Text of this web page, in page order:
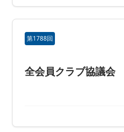
第1788回
全会員クラブ協議会